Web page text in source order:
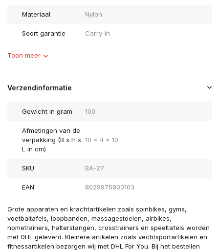
Materiaal Nylon
Soort garantie Carry-in
Toon meer
Verzendinformatie
Gewicht in gram 100
Afmetingen van de
verpakking (B x H x
L in cm)
10 x 4 x 10
SKU BA-27
EAN 8029975800103
Grote apparaten en krachtartikelen zoals spinbikes, gyms,
voetbaltafels, loopbanden, massagestoelen, airbikes,
hometrainers, halterstangen, crosstrainers en speeltafels worden
met DHL geleverd. Kleinere artikelen zoals vechtsportartikelen en
fitnessartikelen bezorgen wij met DHL For You. Bij het bestellen